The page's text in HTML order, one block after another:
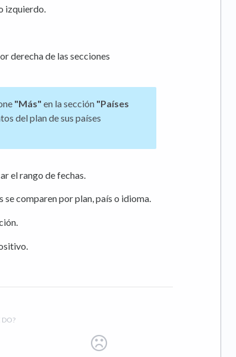
izquierdo.
derecha de las secciones
"Más" en la sección "Países
del plan de sus países
el rango de fechas.
comparen por plan, país o idioma.
DO?